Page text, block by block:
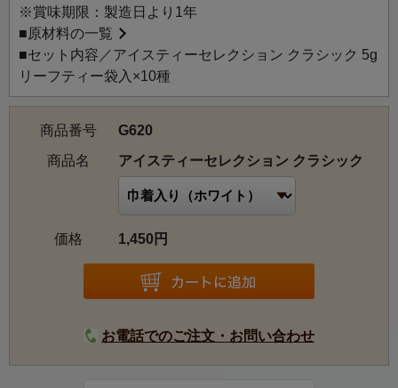
※賞味期限：製造日より1年
■原材料の一覧
■セット内容／アイスティーセレクション クラシック 5g
リーフティー袋入×10種
商品番号
G620
商品名
アイスティーセレクション クラシック
価格 1,450円
お電話でのご注文・お問い合わせ